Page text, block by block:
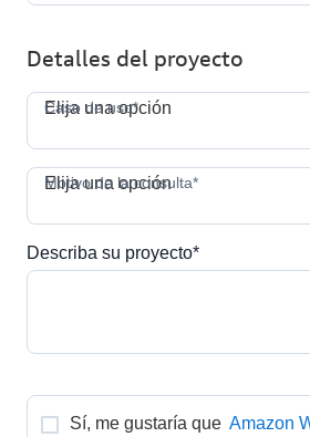
Detalles del proyecto
Caso de uso*
Elija una opción
Motivo de la consulta*
Elija una opción
Describa su proyecto*
Sí, me gustaría que Amazon